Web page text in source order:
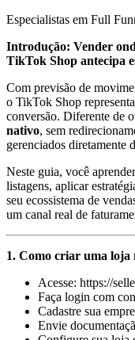
Especialistas em Full
Introdução: Vender
TikTok Shop antecipa
Com previsão de
o TikTok Shop
conversão. Diferente de
nativo, sem
gerenciados diretamente
Neste guia, você
listagens, aplicar
seu ecossistema de
um canal real de
1. Como criar uma
Acesse: https://
Faça login com
Cadastre sua
Envie